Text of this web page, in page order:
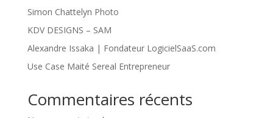
Simon Chattelyn Photo
KDV DESIGNS – SAM
Alexandre Issaka | Fondateur LogicielSaaS.com
Use Case Maité Sereal Entrepreneur
Commentaires récents